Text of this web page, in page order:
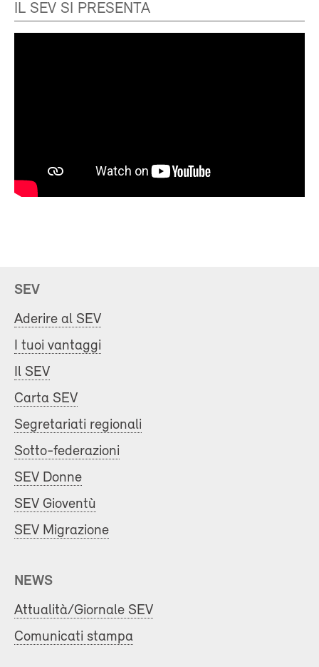
IL SEV SI PRESENTA
SEV
Aderire al SEV
I tuoi vantaggi
Il SEV
Carta SEV
Segretariati regionali
Sotto-federazioni
SEV Donne
SEV Gioventù
SEV Migrazione
NEWS
Attualità/Giornale SEV
Comunicati stampa